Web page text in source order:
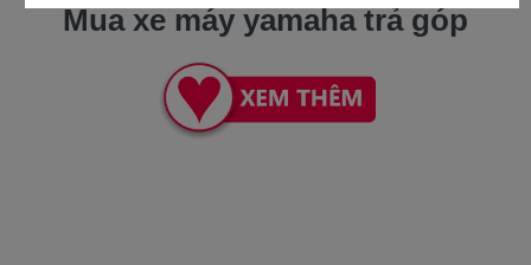
Mua xe máy yamaha trả góp